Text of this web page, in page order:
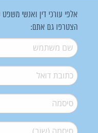
אלפי עורכי דין ואנשי
הצטרפו גם אתם:
שם משתמש*
דואל*
סיסמה*
סיסמה (שוב)*